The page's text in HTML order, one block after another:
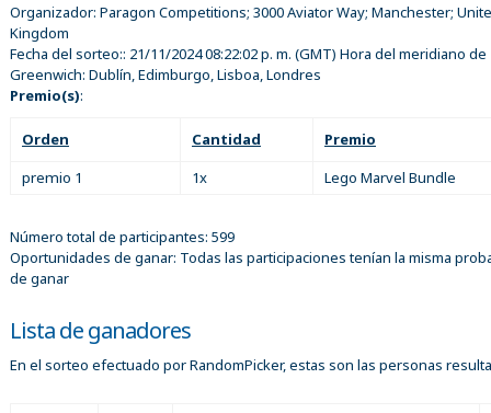
Organizador: Paragon Competitions; 3000 Aviator Way; Manchester;
Kingdom
Fecha del sorteo:: 21/11/2024 08:22:02 p. m. (GMT) Hora del meridiano de
Greenwich: Dublín, Edimburgo, Lisboa, Londres
Premio(s):
Orden Cantidad
Premio
premio 1
1x Lego Marvel Bundle
Número total de participantes: 599
Oportunidades de ganar: Todas las participaciones tenían la misma
de ganar
Lista de ganadores
En el sorteo efectuado por RandomPicker, estas son las personas